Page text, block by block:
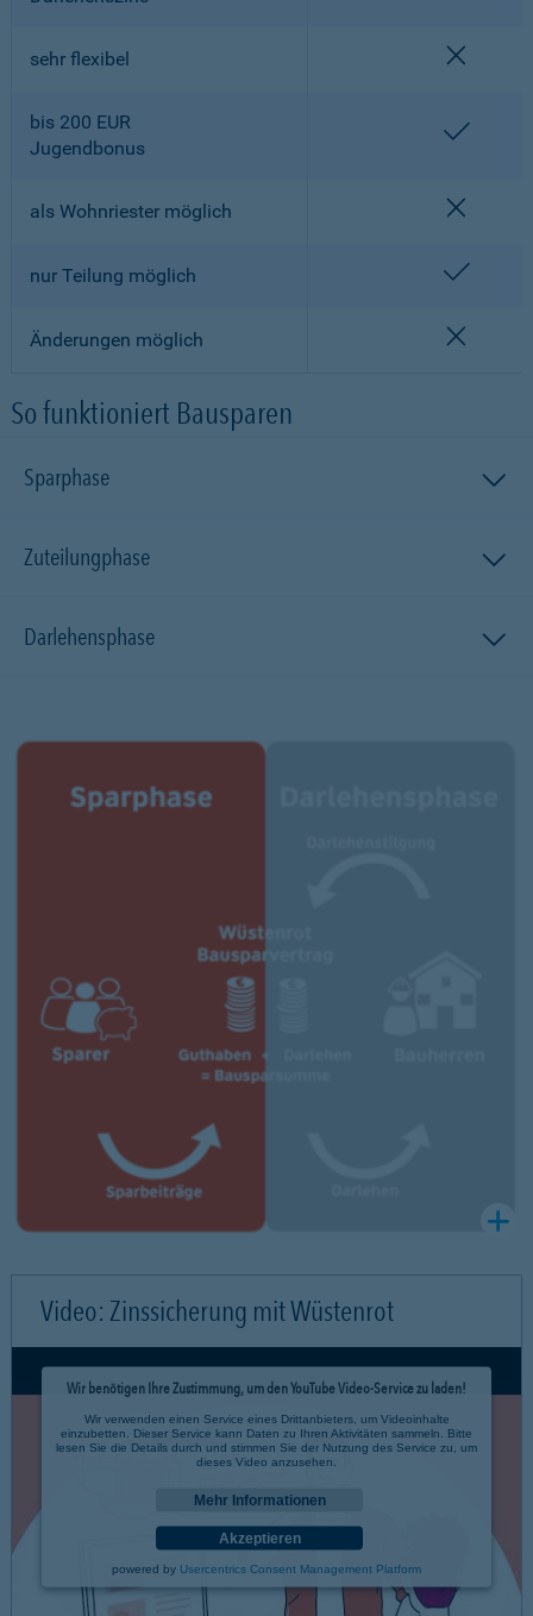
sehr flexibel
bis 200 EUR
Jugendbonus
als Wohnriester möglich
nur Teilung möglich
Änderungen möglich
So funktioniert Bausparen
Sparphase
Zuteilungphase
Darlehensphase
Video: Zinssicherung mit Wüstenrot
Wir benötigen Ihre Zustimmung, um den YouTube Video-Service zu laden!
Wir verwenden einen Service eines Drittanbieters, um Videoinhalte
einzubetten. Dieser Service kann Daten zu Ihren Aktivitäten sammeln. Bitte
lesen Sie die Details durch und stimmen Sie der Nutzung des Service zu, um
dieses Video anzusehen.
Mehr Informationen
Akzeptieren
powered by Usercentrics Consent Management Platform